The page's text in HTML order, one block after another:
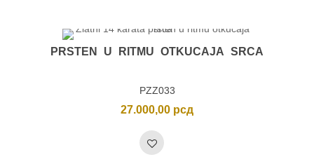
PRSTEN U RITMU OTKUCAJA SRCA
PZZ033
27.000,00 рсд